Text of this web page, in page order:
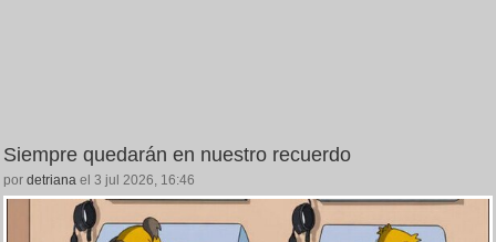
Siempre quedarán en nuestro recuerdo
por detriana el 3 jul 2026, 16:46